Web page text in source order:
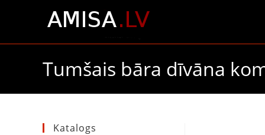
Tumšais bāra dīvāna
Katalogs